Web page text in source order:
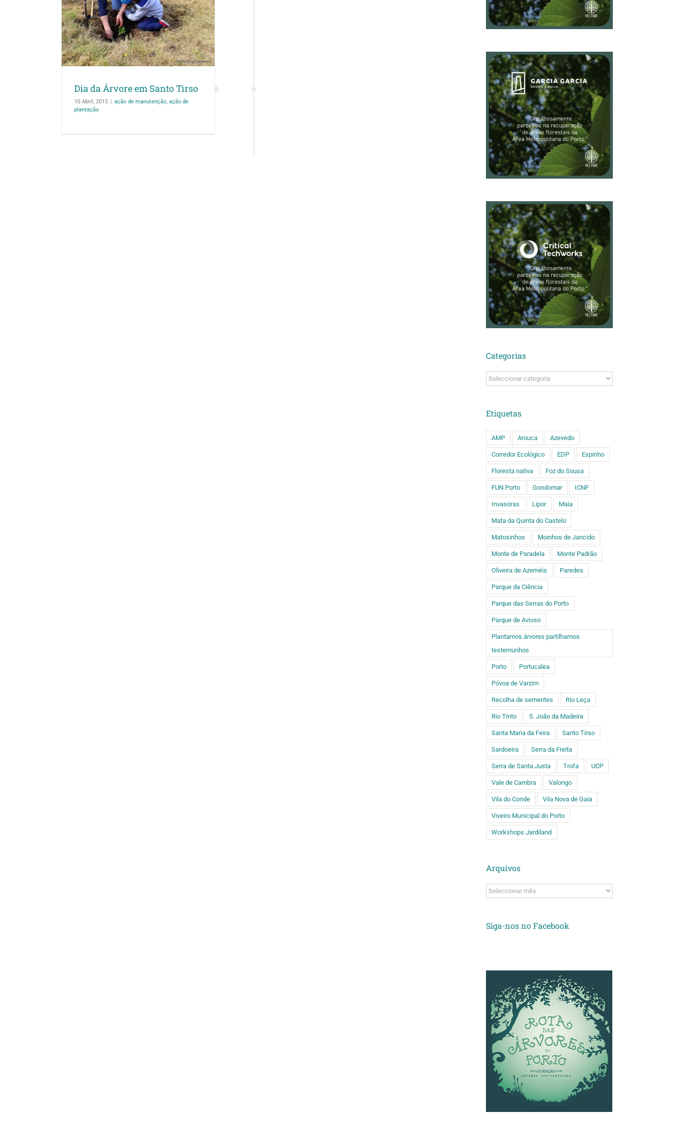
Dia da Árvore em Santo Tirso
10 Abril, 2015 | ação de manutenção ação de
plantação
Categorias
Categorias
Etiquetas
AMP Arouca Azevedo
Corredor Ecológico EDP Espinho
Floresta nativa Foz do Sousa
FUN Porto Gondomar ICNF
Invasoras Lipor Maia
Mata da Quinta do Castelo
Matosinhos Moinhos de Jancido
Monte de Paradela Monte Padrão
Oliveira de Azeméis Paredes
Parque da Ciência
Parque das Serras do Porto
Parque de Avioso
Plantamos árvores partilhamos
testemunhos
Porto Portucalea
Póvoa de Varzim
Recolha de sementes Rio Leça
Rio Tinto S. João da Madeira
Santa Maria da Feira Santo Tirso
Sardoeira Serra da Freita
Serra de Santa Justa Trofa UCP
Vale de Cambra Valongo
Vila do Conde Vila Nova de Gaia
Viveiro Municipal do Porto
Workshops Jardiland
Arquivos
Arquivos
Siga-nos no Facebook